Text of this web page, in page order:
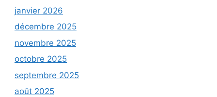
janvier 2026
décembre 2025
novembre 2025
octobre 2025
septembre 2025
août 2025